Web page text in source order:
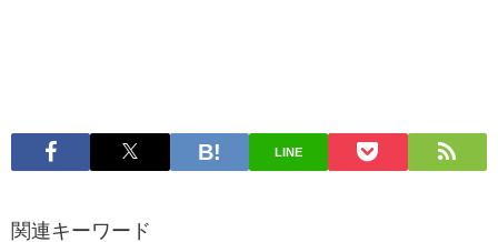
LINE
関連キーワード